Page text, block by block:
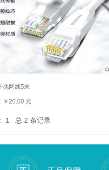
兆网线5米
￥20.00 元
1 总 2 条记录